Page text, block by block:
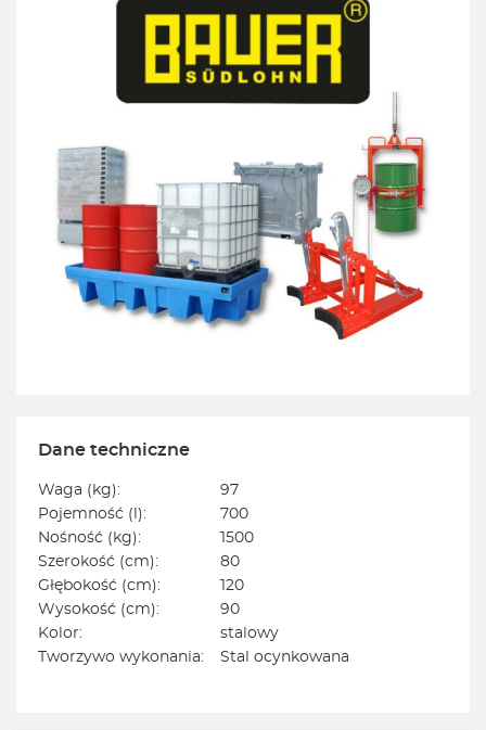
Dane techniczne
Waga (kg):
97
Pojemność (l):
700
Nośność (kg):
1500
Szerokość (cm):
80
Głębokość (cm):
120
Wysokość (cm):
90
Kolor:
stalowy
Tworzywo wykonania:
Stal ocynkowana